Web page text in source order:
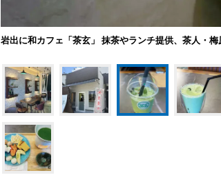
岩出に和カフェ「茶玄」 抹茶やランチ提供、茶人・